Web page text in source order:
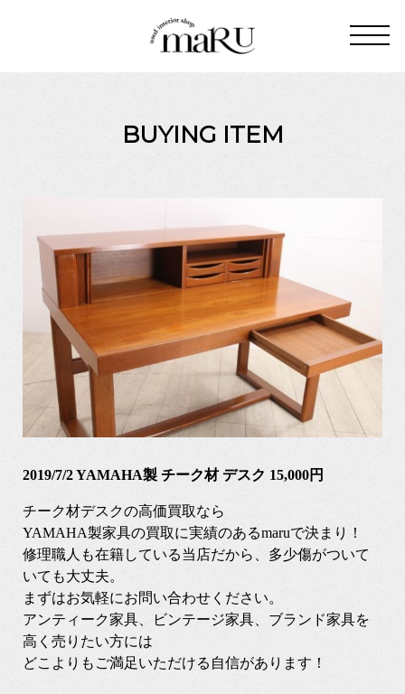
BUYING ITEM
2019/7/2 YAMAHA製 チーク材 デスク 15,000円
チーク材デスクの高価買取なら
YAMAHA製家具の買取に実績のあるmaruで決まり！
修理職人も在籍している当店だから、多少傷がついて
いても大丈夫。
まずはお気軽にお問い合わせください。
アンティーク家具、ビンテージ家具、ブランド家具を
高く売りたい方には
どこよりもご満足いただける自信があります！